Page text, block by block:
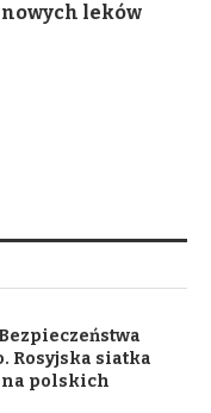
leków
Rosyjska siatka
na polskich